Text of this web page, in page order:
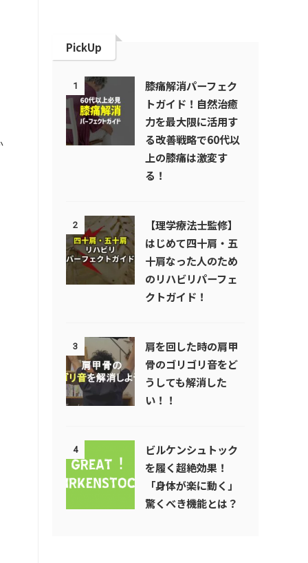
PickUp
1
膝痛解消パーフェク
トガイド！自然治癒
力を最大限に活用す
る改善戦略で60代以
上の膝痛は激変す
る！
2
【理学療法士監修】
はじめて四十肩・五
十肩なった人のため
のリハビリパーフェ
クトガイド！
3
肩を回した時の肩甲
骨のゴリゴリ音をど
うしても解消した
い！！
4
ビルケンシュトック
を履く超絶効果！
「身体が楽に動く」
驚くべき機能とは？